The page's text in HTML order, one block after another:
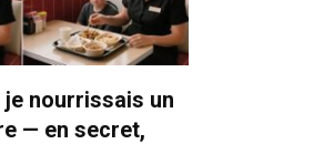
je nourrissais un
— en secret,